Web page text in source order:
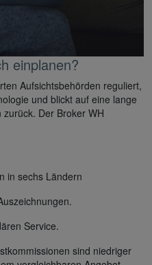
einplanen?
Aufsichtsbehörden reguliert,
und blickt auf eine lange
Der Broker WH
in sechs Ländern
Service.
sind niedriger